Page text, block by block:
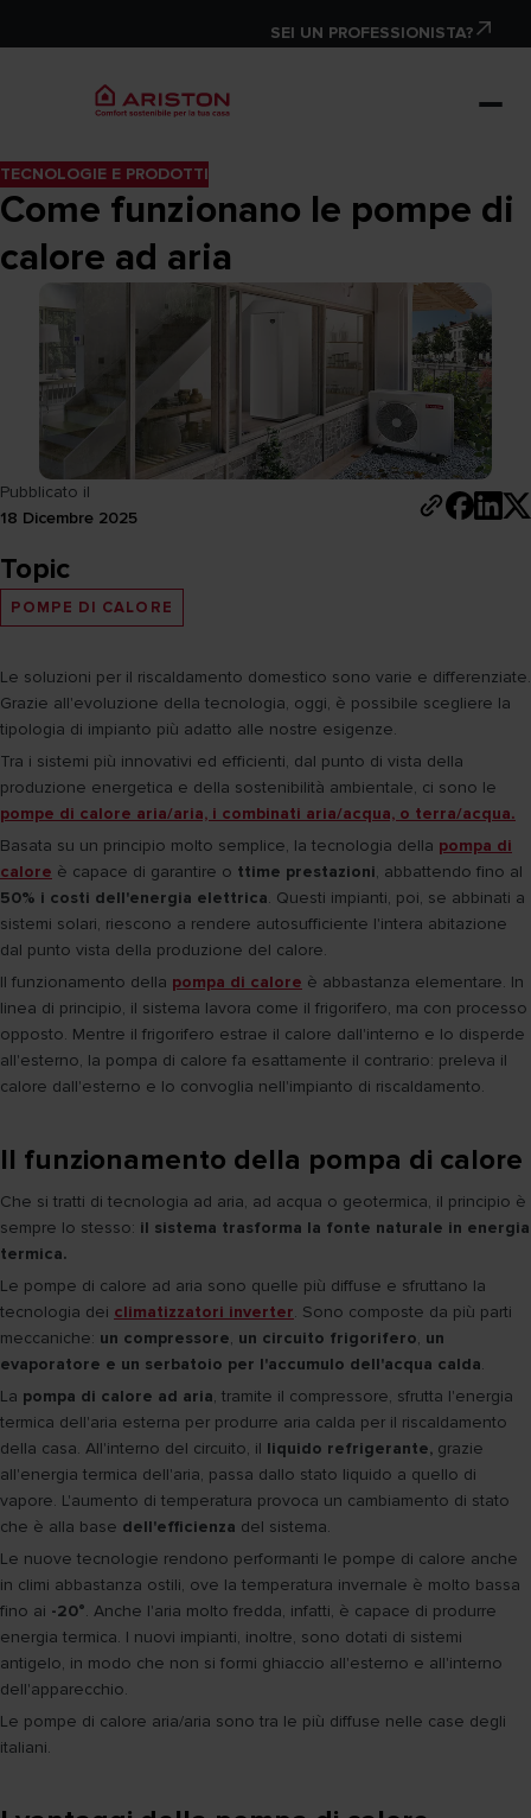
SEI UN PROFESSIONISTA?
TECNOLOGIE E PRODOTTI
Come funzionano le pompe di
calore ad aria
Pubblicato il
18 Dicembre 2025
Topic
POMPE DI CALORE
Le soluzioni per il riscaldamento domestico sono varie e differenziate.
Grazie all'evoluzione della tecnologia, oggi, è possibile scegliere la
tipologia di impianto più adatto alle nostre esigenze.
Tra i sistemi più innovativi ed efficienti, dal punto di vista della
produzione energetica e della sostenibilità ambientale, ci sono le
pompe di calore aria/aria, i combinati aria/acqua, o terra/acqua.
Basata su un principio molto semplice, la tecnologia della pompa di
calore è capace di garantire o ttime prestazioni, abbattendo fino al
50% i costi dell'energia elettrica. Questi impianti, poi, se abbinati a
sistemi solari, riescono a rendere autosufficiente l'intera abitazione
dal punto vista della produzione del calore.
Il funzionamento della pompa di calore è abbastanza elementare. In
linea di principio, il sistema lavora come il frigorifero, ma con processo
opposto. Mentre il frigorifero estrae il calore dall'interno e lo disperde
all'esterno, la pompa di calore fa esattamente il contrario: preleva il
calore dall'esterno e lo convoglia nell'impianto di riscaldamento.
Il funzionamento della pompa di calore
Che si tratti di tecnologia ad aria, ad acqua o geotermica, il principio è
sempre lo stesso: il sistema trasforma la fonte naturale in energia
termica.
Le pompe di calore ad aria sono quelle più diffuse e sfruttano la
tecnologia dei climatizzatori inverter. Sono composte da più parti
meccaniche: un compressore, un circuito frigorifero, un
evaporatore e un serbatoio per l'accumulo dell'acqua calda.
La pompa di calore ad aria, tramite il compressore, sfrutta l'energia
termica dell'aria esterna per produrre aria calda per il riscaldamento
della casa. All'interno del circuito, il liquido refrigerante, grazie
all'energia termica dell'aria, passa dallo stato liquido a quello di
vapore. L'aumento di temperatura provoca un cambiamento di stato
che è alla base dell'efficienza del sistema.
Le nuove tecnologie rendono performanti le pompe di calore anche
in climi abbastanza ostili, ove la temperatura invernale è molto bassa
fino ai -20°. Anche l'aria molto fredda, infatti, è capace di produrre
energia termica. I nuovi impianti, inoltre, sono dotati di sistemi
antigelo, in modo che non si formi ghiaccio all'esterno e all'interno
dell'apparecchio.
Le pompe di calore aria/aria sono tra le più diffuse nelle case degli
italiani.